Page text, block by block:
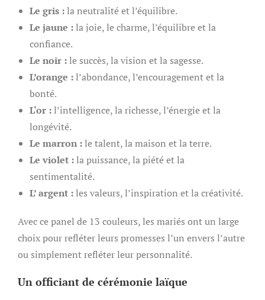
Le gris :la neutralité et l’équilibre.
Le jaune :la joie, le charme, l’équilibre et la
confiance.
Le noir :le succès, la vision et la sagesse.
L’orange :l’abondance, l’encouragement et la
bonté.
L‘or :l’intelligence, la richesse, l’énergie et la
longévité.
Le marron :le talent, la maison et la terre.
Le violet :la puissance, la piété et la
sentimentalité.
L’ argent :les valeurs, l’inspiration et la créativité.
Avec ce panel de 13 couleurs, les mariés ont un large
choix pour refléter leurs promesses l’un envers l’autre
ou simplement refléter leur personnalité.
Un officiant de cérémonie laïque